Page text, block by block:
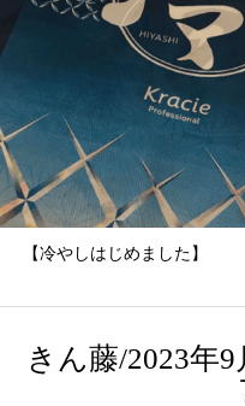
【冷やしはじめました】
きん藤/2023年